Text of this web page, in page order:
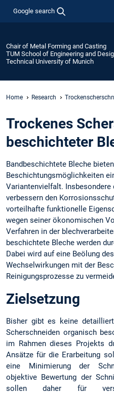
Google search
Chair of Metal Forming and Casting
TUM School of Engineering and
Technical University of Munich
Home Research
Trockenes
beschichteter
Bandbeschichtete Bleche
Beschichtungsmöglichkeiten
Variantenvielfalt.
verbessern den
vorteilhafte funktionelle
wegen seiner ökonomischen
Verfahren in der
beschichtete Bleche werden
Dabei wird auf eine Beölung
Wechselwirkungen mit der
Reinigungsprozesse zu
Zielsetzung
Bisher gibt es keine
Scherschneiden organisch
im Rahmen dieses Projekts
Ansätze für die Erarbeitung
eine Minimierung der
objektive Bewertung der
sollen daher für